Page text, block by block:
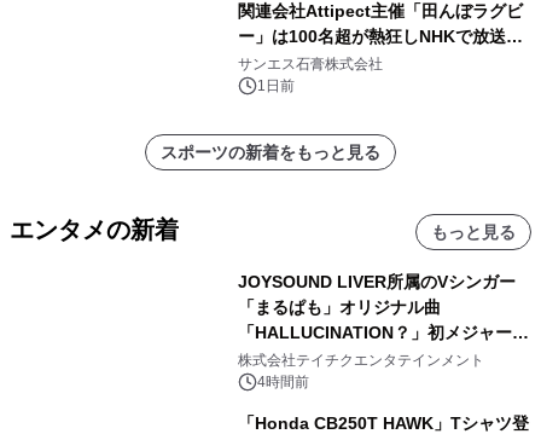
関連会社Attipect主催「田んぼラグビ
ー」は100名超が熱狂しNHKで放送さ
れました。
サンエス石膏株式会社
1日前
スポーツの新着をもっと見る
エンタメの新着 もっと見る
JOYSOUND LIVER所属のVシンガー
「まるぱも」オリジナル曲
「HALLUCINATION？」初メジャー配
信リリース決定！
株式会社テイチクエンタテインメント
4時間前
「Honda CB250T HAWK」Tシャツ登